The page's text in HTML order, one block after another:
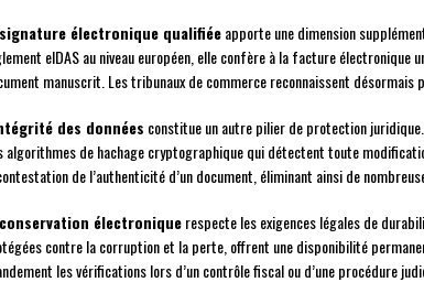
signature électronique qualifiéeapporte une dimension
eIDAS au niveau européen, elle confère à la facture électronique
manuscrit. Les tribunaux de commerce reconnaissent
des données constitue un autre pilier de protection
algorithmes de hachage cryptographique qui détectent toute
de l’authenticité d’un document, éliminant ainsi de
conservation électroniquerespecte les exigences légales de
contre la corruption et la perte, offrent une disponibilité
les vérifications lors d’un contrôle fiscal ou d’une procédure